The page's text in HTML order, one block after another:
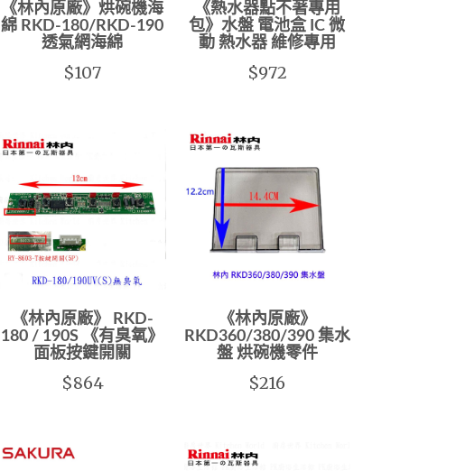
《林內原廠》烘碗機海
綿 RKD-180/RKD-190
透氣網海綿
$107
《熱水器點不著專用
包》水盤 電池盒 IC 微
動 熱水器 維修專用
$972
《林內原廠》 RKD-
180 / 190S 《有臭氧》
面板按鍵開關
$864
《林內原廠》
RKD360/380/390 集水
盤 烘碗機零件
$216